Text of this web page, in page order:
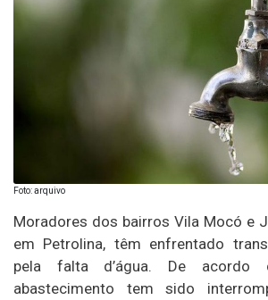
Foto: arquivo
Moradores dos bairros Vila Mocó e
em Petrolina, têm enfrentado
pela falta d’água. De acordo
abastecimento tem sido